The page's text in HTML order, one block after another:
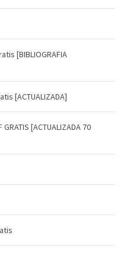
[BIBLIOGRAFIA
[ACTUALIZADA]
[ACTUALIZADA 70